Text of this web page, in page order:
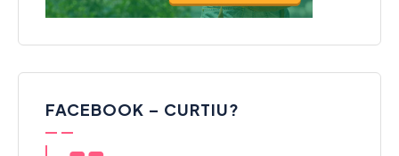
FACEBOOK – CURTIU?